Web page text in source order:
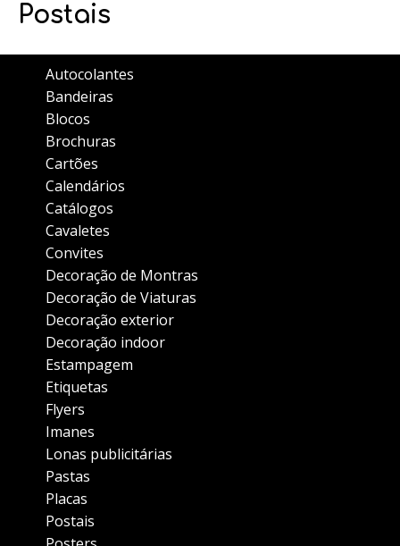
Postais
Autocolantes
Bandeiras
Blocos
Brochuras
Cartões
Calendários
Catálogos
Cavaletes
Convites
Decoração de Montras
Decoração de Viaturas
Decoração exterior
Decoração indoor
Estampagem
Etiquetas
Flyers
Imanes
Lonas publicitárias
Pastas
Placas
Postais